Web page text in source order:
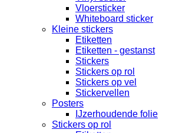
Vloersticker
Whiteboard sticker
Kleine stickers
Etiketten
Etiketten - gestanst
Stickers
Stickers op rol
Stickers op vel
Stickervellen
Posters
IJzerhoudende folie
Stickers op rol